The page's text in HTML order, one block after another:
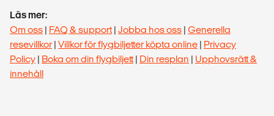
Läs mer:
Om oss | FAQ & support| Jobba hos oss | Generella
resevillkor | Villkor för flygbiljetter köpta online | Privacy
Policy | Boka om din flygbiljett| Din resplan | Upphovsrätt &
innehåll